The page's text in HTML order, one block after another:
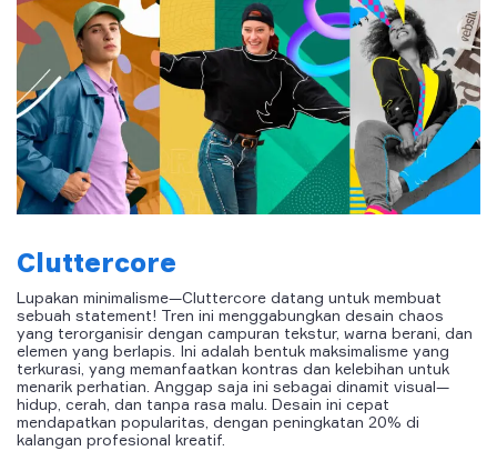
Cluttercore
Lupakan minimalisme—Cluttercore datang untuk membuat
sebuah statement! Tren ini menggabungkan desain chaos
yang terorganisir dengan campuran tekstur, warna berani, dan
elemen yang berlapis. Ini adalah bentuk maksimalisme yang
terkurasi, yang memanfaatkan kontras dan kelebihan untuk
menarik perhatian. Anggap saja ini sebagai dinamit visual—
hidup, cerah, dan tanpa rasa malu. Desain ini cepat
mendapatkan popularitas, dengan peningkatan 20% di
kalangan profesional kreatif.